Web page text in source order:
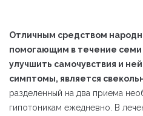
Отличным средством
помогающим в течение семи
улучшить самочувствия и
симптомы, является
разделенный на два приема
гипотоникам ежедневно. В